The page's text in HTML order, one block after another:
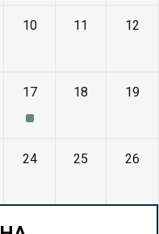
10 11 12
17 18 19
24 25 26